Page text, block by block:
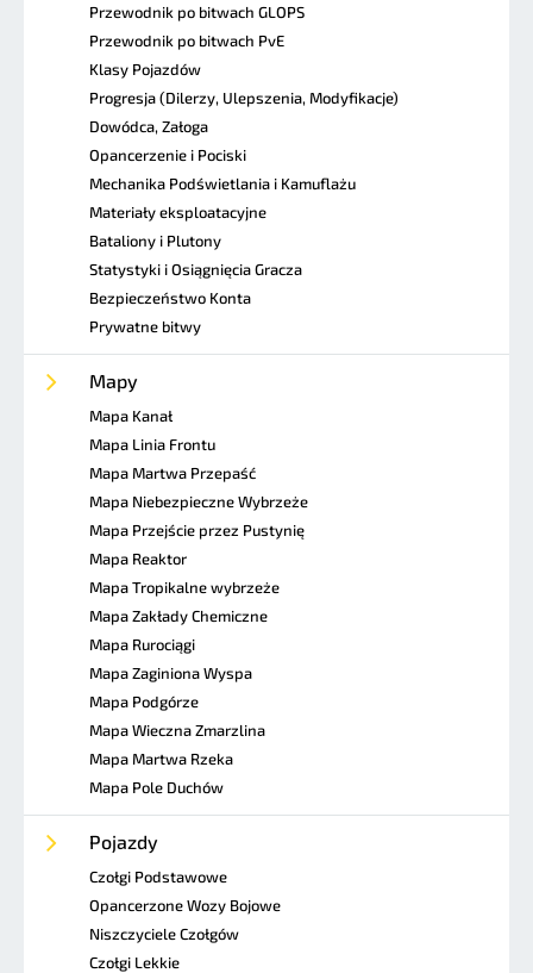
Przewodnik po bitwach GLOPS
Przewodnik po bitwach PvE
Klasy Pojazdów
Progresja (Dilerzy, Ulepszenia, Modyfikacje)
Dowódca, Załoga
Opancerzenie i Pociski
Mechanika Podświetlania i Kamuflażu
Materiały eksploatacyjne
Bataliony i Plutony
Statystyki i Osiągnięcia Gracza
Bezpieczeństwo Konta
Prywatne bitwy
Mapy
Mapa Kanał
Mapa Linia Frontu
Mapa Martwa Przepaść
Mapa Niebezpieczne Wybrzeże
Mapa Przejście przez Pustynię
Mapa Reaktor
Mapa Tropikalne wybrzeże
Mapa Zakłady Chemiczne
Mapa Rurociągi
Mapa Zaginiona Wyspa
Mapa Podgórze
Mapa Wieczna Zmarzlina
Mapa Martwa Rzeka
Mapa Pole Duchów
Pojazdy
Czołgi Podstawowe
Opancerzone Wozy Bojowe
Niszczyciele Czołgów
Czołgi Lekkie